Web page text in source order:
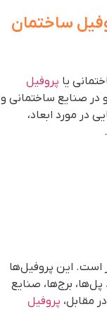
ساختمان
یا پروفیل
صنایع ساختمانی و
در مورد ابعاد،
است. این پروفیل‌ها
برج‌ها، صنایع
مقابل، پروفیل